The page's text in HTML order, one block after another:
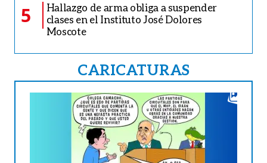
5
Hallazgo de arma obliga a suspender
clases en el Instituto José Dolores
Moscote
CARICATURAS